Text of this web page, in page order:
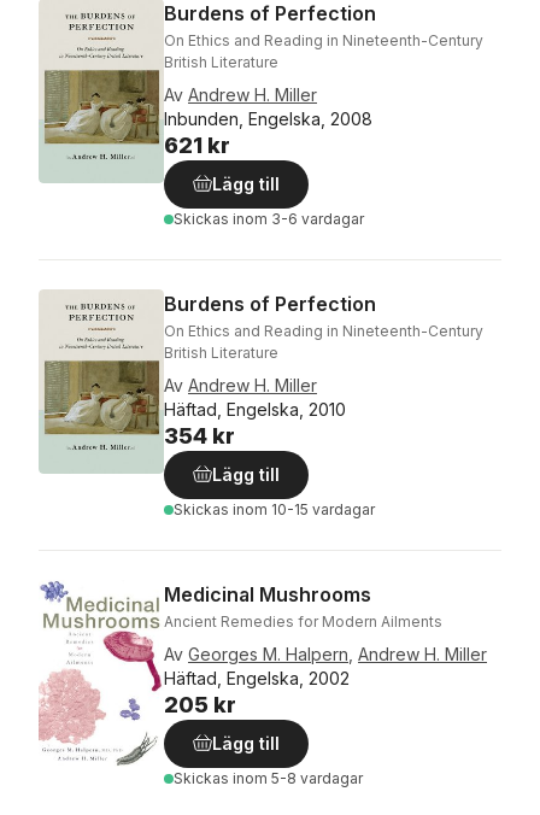
Burdens of Perfection
On Ethics and Reading in Nineteenth-Century
British Literature
Av Andrew H. Miller
Inbunden, Engelska, 2008
621 kr
Lägg till
Skickas inom 3-6 vardagar
Burdens of Perfection
On Ethics and Reading in Nineteenth-Century
British Literature
Av Andrew H. Miller
Häftad, Engelska, 2010
354 kr
Lägg till
Skickas inom 10-15 vardagar
Medicinal Mushrooms
Ancient Remedies for Modern Ailments
Av Georges M. Halpern Andrew H. Miller
Häftad, Engelska, 2002
205 kr
Lägg till
Skickas inom 5-8 vardagar